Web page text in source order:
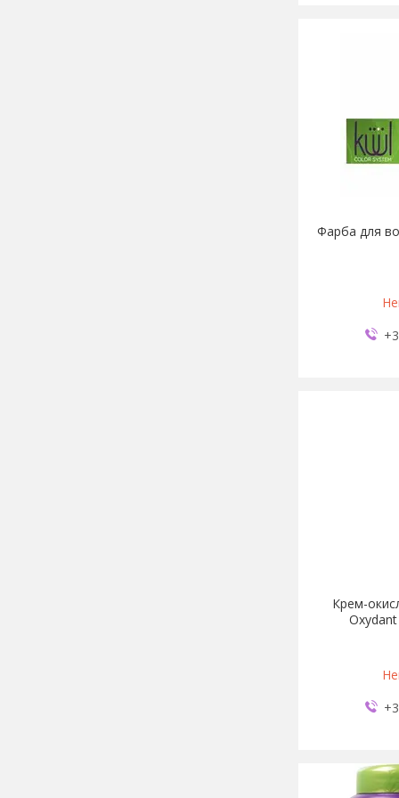
Фарба для
Крем-